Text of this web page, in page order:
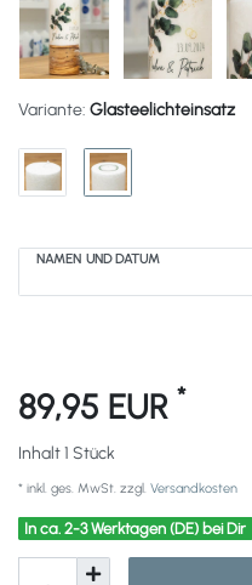
Variante: Glasteelichteinsatz
NAMEN UND DATUM
89,95 EUR *
Inhalt1 Stück
* inkl. ges. MwSt. zzgl. Versandkosten
In ca. 2-3 Werktagen (DE) bei Dir